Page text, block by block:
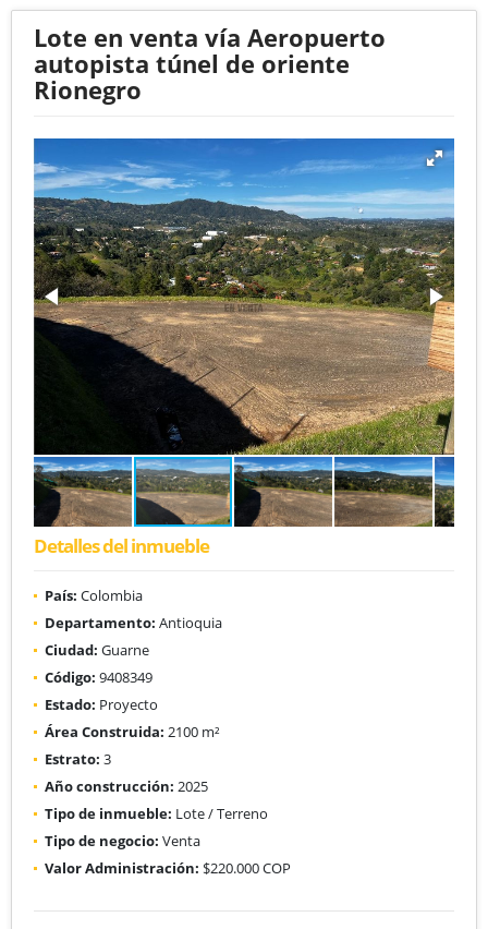
Lote en venta vía Aeropuerto
autopista túnel de oriente
Rionegro
Detalles del inmueble
País: Colombia
Departamento: Antioquia
Ciudad: Guarne
Código: 9408349
Estado: Proyecto
Área Construida: 2100 m²
Estrato: 3
Año construcción: 2025
Tipo de inmueble: Lote / Terreno
Tipo de negocio: Venta
Valor Administración: $220.000 COP